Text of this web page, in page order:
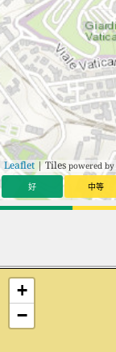
Leaflet | Tiles powered by
好 中等
+
−